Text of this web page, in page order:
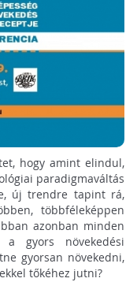
hogy amint elindul,
paradigmaváltás
új trendre tapint rá,
többféleképpen
azonban minden
gyors növekedési
gyorsan növekedni,
tőkéhez jutni?